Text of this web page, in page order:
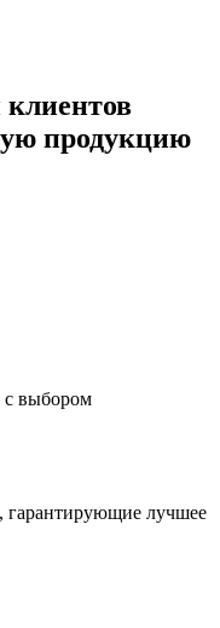
продукцию
с выбором
лучшее